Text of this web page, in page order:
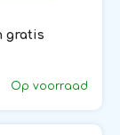
gratis
Op voorraad